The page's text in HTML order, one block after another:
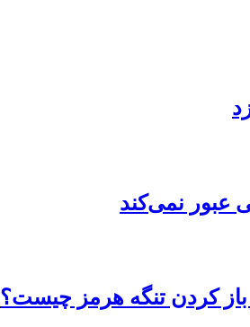
عبور نمی‌کند
باز کردن تنگه هرمز چیست؟